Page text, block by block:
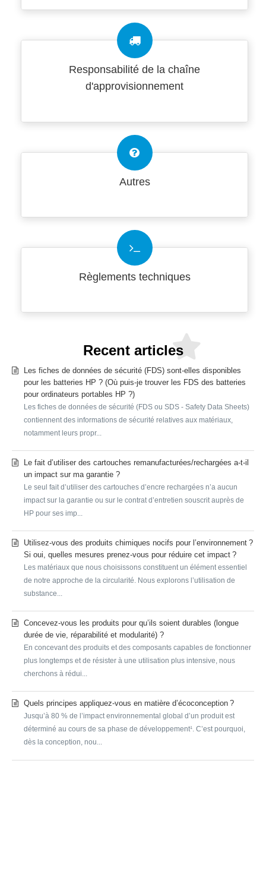
Responsabilité de la chaîne
d'approvisionnement
Autres
Règlements techniques
Recent articles
Les fiches de données de sécurité (FDS) sont-elles disponibles
pour les batteries HP ? (Où puis-je trouver les FDS des batteries
pour ordinateurs portables HP ?)
Les fiches de données de sécurité (FDS ou SDS - Safety Data Sheets)
contiennent des informations de sécurité relatives aux matériaux,
notamment leurs propr...
Le fait d’utiliser des cartouches remanufacturées/rechargées a-t-il
un impact sur ma garantie ?
Le seul fait d’utiliser des cartouches d’encre rechargées n’a aucun
impact sur la garantie ou sur le contrat d’entretien souscrit auprès de
HP pour ses imp...
Utilisez-vous des produits chimiques nocifs pour l’environnement ?
Si oui, quelles mesures prenez-vous pour réduire cet impact ?
Les matériaux que nous choisissons constituent un élément essentiel
de notre approche de la circularité. Nous explorons l’utilisation de
substance...
Concevez-vous les produits pour qu’ils soient durables (longue
durée de vie, réparabilité et modularité) ?
En concevant des produits et des composants capables de fonctionner
plus longtemps et de résister à une utilisation plus intensive, nous
cherchons à rédui...
Quels principes appliquez-vous en matière d’écoconception ?
Jusqu’à 80 % de l’impact environnemental global d’un produit est
déterminé au cours de sa phase de développement¹. C’est pourquoi,
dès la conception, nou...